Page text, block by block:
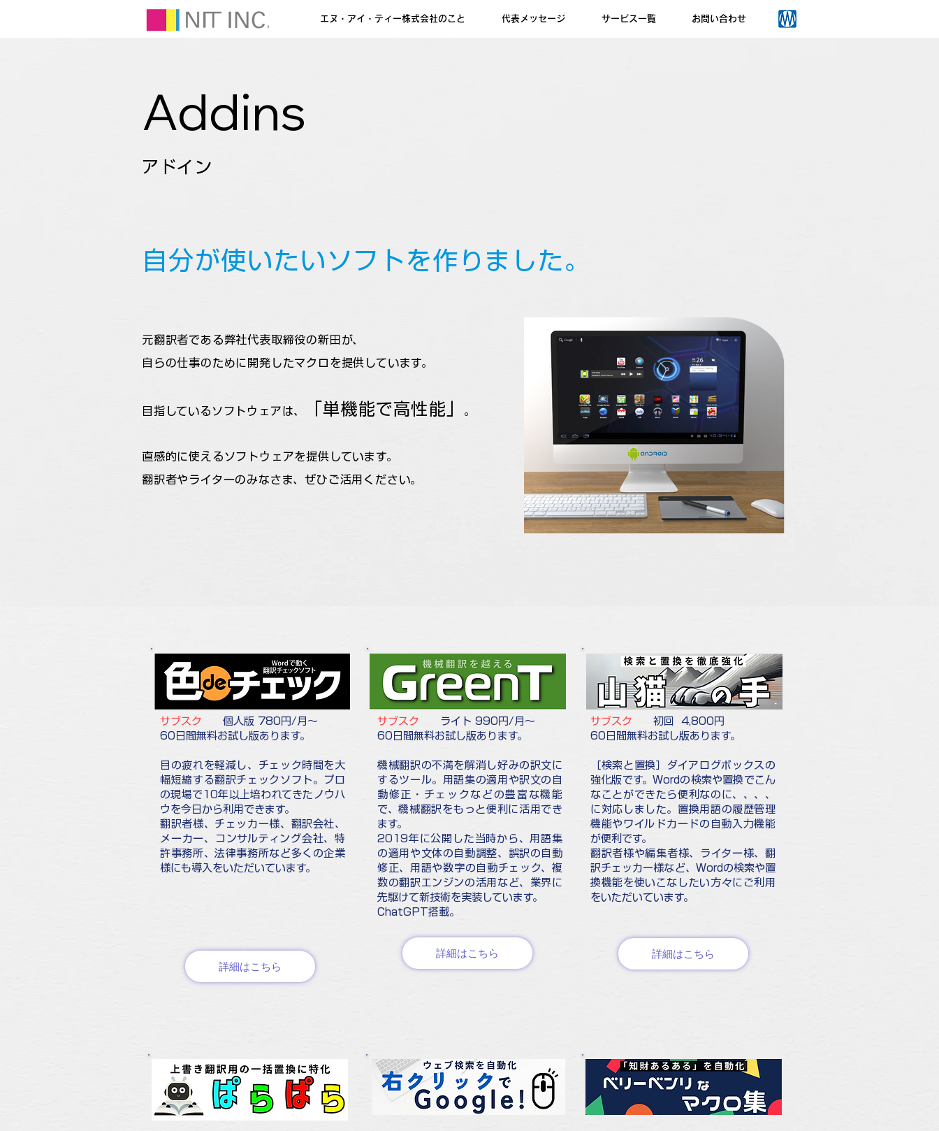
エヌ・アイ・ティー株式会社のこと 代表メッセージ サービス一覧 お問い合わせ
Addins
アドイン
自分が使いたいソフトを作りました。
元翻訳者である弊社代表取締役の新田が、
自らの仕事のために開発したマクロを提供しています。
目指しているソフトウェアは、 「単機能で高性能」 。
直感的に使えるソフトウェアを提供しています。
翻訳者やライターのみなさま、ぜひご活用ください。
サブスク 個人版 780円/月～
60日間無料お試し版あります。
目の疲れを軽減し、チェック時間を大
幅短縮する翻訳チェックソフト。プロ
の現場で10年以上培われてきたノウハ
ウを今日から利用できます。
翻訳者様、チェッカー様、翻訳会社、
メーカー、コンサルティング会社、特
許事務所、法律事務所など多くの企業
様にも導入をいただいています。
詳細はこちら
サブスク ライト 990円/月～
60日間無料お試し版あります。
機械翻訳の不満を解消し好みの訳文に
するツール。用語集の適用や訳文の自
動修正・チェックなどの豊富な機能
で、機械翻訳をもっと便利に活用でき
ます。
2019年に公開した当時から、用語集
の適用や文体の自動調整、誤訳の自動
修正、用語や数字の自動チェック、複
数の翻訳エンジンの活用など、業界に
先駆けて新技術を実装しています。
ChatGPT搭載。
詳細はこちら
サブスク 初回 4,800円
60日間無料お試し版あります。
［検索と置換］ダイアログボックスの
強化版です。Wordの検索や置換でこん
なことができたら便利なのに、、、、
に対応しました。置換用語の履歴管理
機能やワイルドカードの自動入力機能
が便利です。
翻訳者様や編集者様、ライター様、翻
訳チェッカー様など、Wordの検索や置
換機能を使いこなしたい方々にご利用
をいただいています。
詳細はこちら